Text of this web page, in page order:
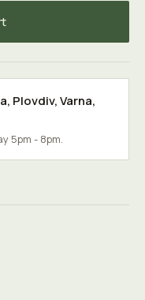
, Plovdiv,Varna,
5pm - 8pm.